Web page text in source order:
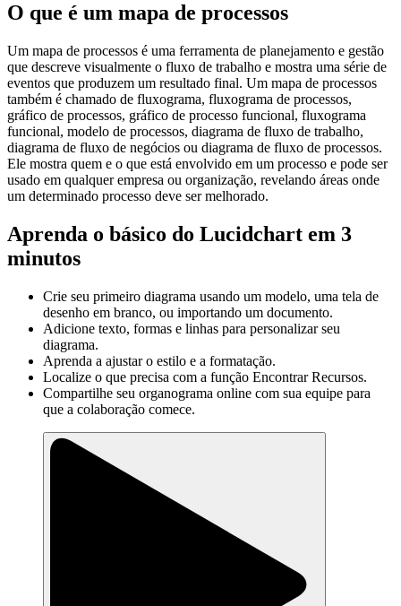
O que é um mapa de processos
Um mapa de processos é uma ferramenta de planejamento e gestão
que descreve visualmente o fluxo de trabalho e mostra uma série de
eventos que produzem um resultado final. Um mapa de processos
também é chamado de fluxograma, fluxograma de processos,
gráfico de processos, gráfico de processo funcional, fluxograma
funcional, modelo de processos, diagrama de fluxo de trabalho,
diagrama de fluxo de negócios ou diagrama de fluxo de processos.
Ele mostra quem e o que está envolvido em um processo e pode ser
usado em qualquer empresa ou organização, revelando áreas onde
um determinado processo deve ser melhorado.
Aprenda o básico do Lucidchart em 3
minutos
Crie seu primeiro diagrama usando um modelo, uma tela de
desenho em branco, ou importando um documento.
Adicione texto, formas e linhas para personalizar seu
diagrama.
Aprenda a ajustar o estilo e a formatação.
Localize o que precisa com a função Encontrar Recursos.
Compartilhe seu organograma online com sua equipe para
que a colaboração comece.